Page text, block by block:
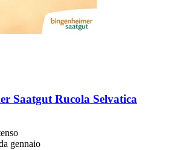
Saatgut Rucola Selvatica
gennaio